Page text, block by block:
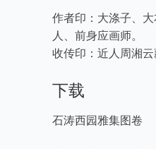
作者印：大涤子、
人、前身应画师。
收传印：近人周湘云
下载
石涛西园雅集图卷